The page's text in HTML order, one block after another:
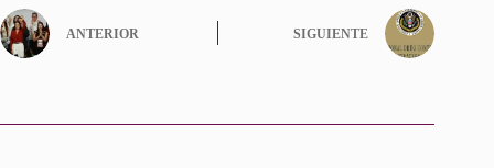
ANTERIOR SIGUIENTE